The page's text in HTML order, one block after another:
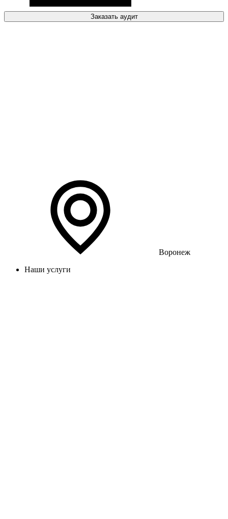
Заказать аудит
Воронеж
Наши услуги